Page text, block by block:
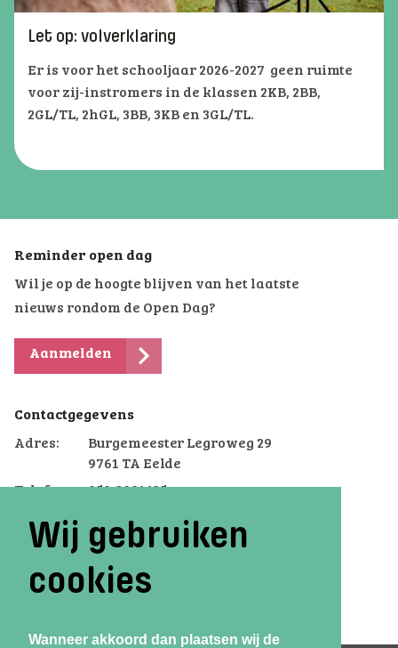
Wij gebruiken
cookies
Wanneer akkoord dan plaatsen wij de
Let op: volverklaring
Er is voor het schooljaar 2026-2027 geen ruimte
voor zij-instromers in de klassen 2KB, 2BB,
2GL/TL, 2hGL, 3BB, 3KB en 3GL/TL.
Reminder open dag
Wil je op de hoogte blijven van het laatste
nieuws rondom de Open Dag?
Aanmelden
Contactgegevens
Adres:
Burgemeester Legroweg 29
9761 TA Eelde
Telefoon: 050-3091625
Email:
eelde@voterra.nl